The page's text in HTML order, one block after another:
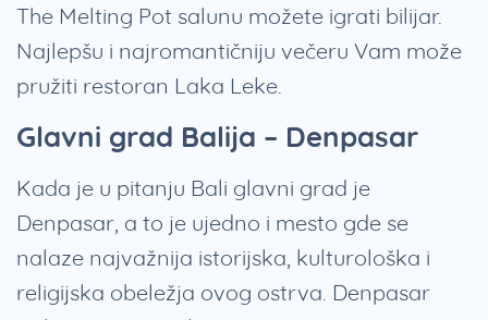
The Melting Pot salunu možete igrati bilijar.
Najlepšu i najromantičniju večeru Vam može
pružiti restoran Laka Leke.
Glavni grad Balija – Denpasar
Kada je u pitanju Bali glavni grad je
Denpasar, a to je ujedno i mesto gde se
nalaze najvažnija istorijska, kulturološka i
religijska obeležja ovog ostrva. Denpasar